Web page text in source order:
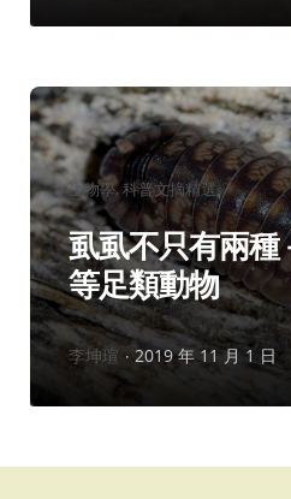
分
類：
生物學 科普文摘精選
虱虱不只有兩種
等足類動物
作
李坤瑄 2019 年 11 月 1 日